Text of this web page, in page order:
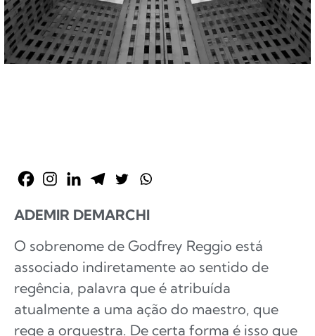
ADEMIR DEMARCHI
O sobrenome de Godfrey Reggio está
associado indiretamente ao sentido de
regência, palavra que é atribuída
atualmente a uma ação do maestro, que
rege a orquestra. De certa forma é isso que